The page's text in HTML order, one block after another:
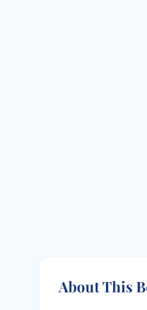
About This